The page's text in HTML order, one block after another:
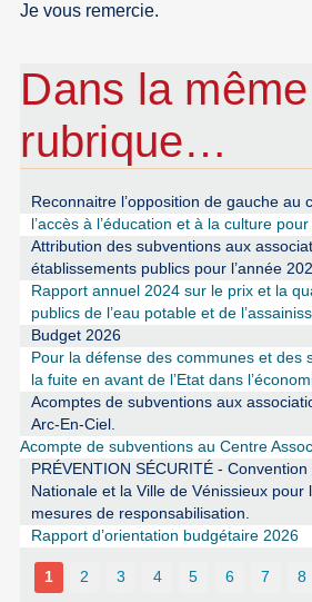
Je vous remercie.
Dans la même
rubrique…
Reconnaitre l’opposition de gauche au
l’accès à l’éducation et à la culture
Attribution des subventions aux
établissements publics pour l’année
Rapport annuel 2024 sur le prix et la
publics de l’eau potable et de
Budget 2026
Pour la défense des communes et des
la fuite en avant de l’Etat dans
Acomptes de subventions aux
Arc-En-Ciel.
Acompte de subventions au Centre
PRÉVENTION SÉCURITÉ - Convention
Nationale et la Ville de Vénissieux
mesures de responsabilisation.
Rapport d’orientation budgétaire 2026
1 2 3 4 5 6 7 8